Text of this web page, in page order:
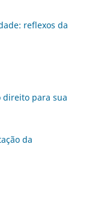
reflexos da
para sua
da